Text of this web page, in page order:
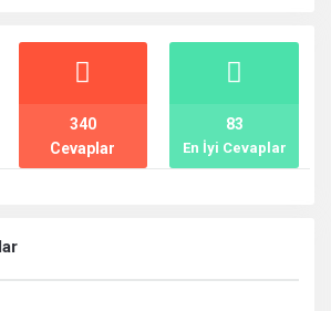
Cevaplar
340
En İyi Cevaplar
83